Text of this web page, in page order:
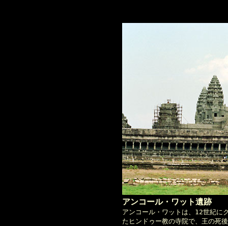
アンコール・ワット遺跡
アンコール・ワットは、12世紀に
たヒンドゥー教の寺院で、王の死